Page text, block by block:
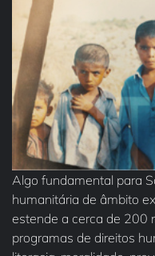
Algo fundamental para
humanitária de âmbito
estende a cerca de 200
programas de direitos